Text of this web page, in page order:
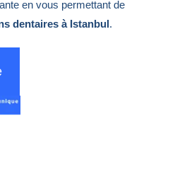
en vous permettant de
dentaires à Istanbul.